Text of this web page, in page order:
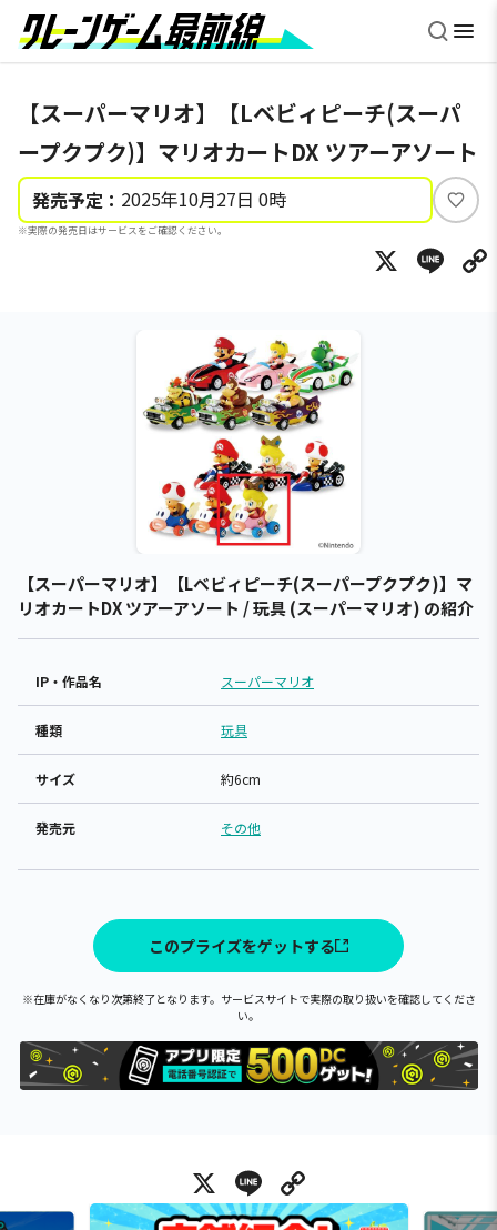
【スーパーマリオ】【Lベビィピーチ(スーパ
ープクプク)】マリオカートDX ツアーアソート
発売予定： 2025年10月27日 0時
※実際の発売日はサービスをご確認ください。
い
ね
X
【スーパーマリオ】【Lベビィピーチ(スーパープクプク)】マ
リオカートDX ツアーアソート / 玩具 (スーパーマリオ) の紹介
IP・作品名 スーパーマリオ
種類 玩具
サイズ 約6cm
発売元 その他
このプライズをゲットする
※在庫がなくなり次第終了となります。サービスサイトで実際の取り扱いを確認してくださ
い。
X Line